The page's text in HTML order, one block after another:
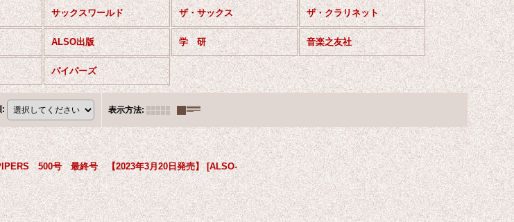
サックスワールド ザ・サックス ザ・クラリネット
ALSO出版 学 研 音楽之友社
パイパーズ
: 表示方法:
500号 最終号 【2023年3月20日発売】 [ALSO-